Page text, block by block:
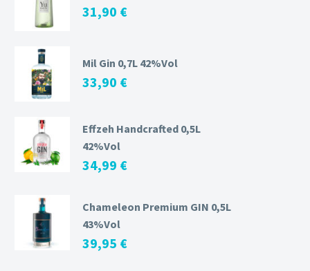
31,90 €
Mil Gin 0,7L 42%Vol
33,90 €
Effzeh Handcrafted 0,5L
42%Vol
34,99 €
Chameleon Premium GIN 0,5L
43%Vol
39,95 €